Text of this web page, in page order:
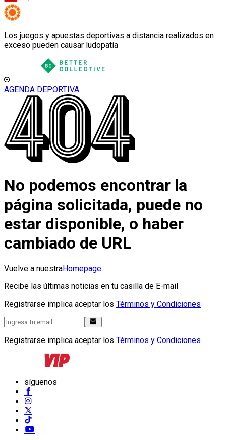
Los juegos y apuestas deportivas a distancia realizados en
exceso pueden causar ludopatía
AGENDA DEPORTIVA
No podemos encontrar la
página solicitada, puede no
estar disponible, o haber
cambiado de URL
Vuelve a nuestraHomepage
Recibe las últimas noticias en tu casilla de E-mail
Registrarse implica aceptar los Términos y Condiciones
Registrarse implica aceptar los Términos y Condiciones
síguenos